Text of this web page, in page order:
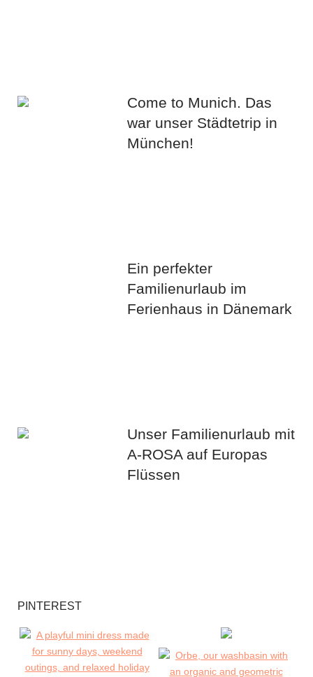
Come to Munich. Das
war unser Städtetrip in
München!
Ein perfekter
Familienurlaub im
Ferienhaus in Dänemark
Unser Familienurlaub mit
A-ROSA auf Europas
Flüssen
PINTEREST